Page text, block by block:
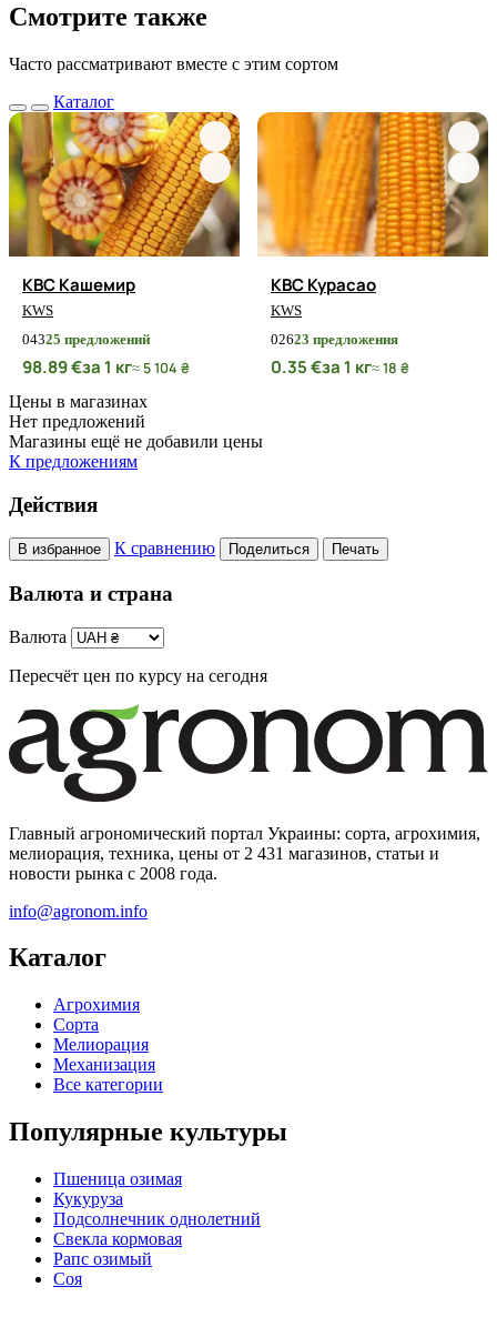
Смотрите также
Часто рассматривают вместе с этим сортом
Каталог
КВС Кашемир
KWS
04325 предложений
98.89 €за 1 кг≈ 5 104 ₴
КВС Курасао
KWS
02623 предложения
0.35 €за 1 кг≈ 18 ₴
Цены в магазинах
Нет предложений
Магазины ещё не добавили цены
К предложениям
Действия
В избранное К сравнению Поделиться Печать
Валюта и страна
Валюта
Пересчёт цен по курсу на сегодня
Главный агрономический портал Украины: сорта, агрохимия,
мелиорация, техника, цены от 2 431 магазинов, статьи и
новости рынка с 2008 года.
info@agronom.info
Каталог
Агрохимия
Сорта
Мелиорация
Механизация
Все категории
Популярные культуры
Пшеница озимая
Кукуруза
Подсолнечник однолетний
Свекла кормовая
Рапс озимый
Соя